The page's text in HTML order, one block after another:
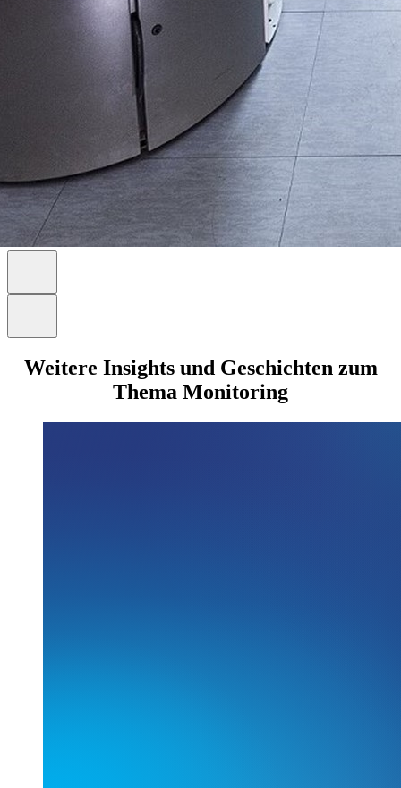
Weitere Insights und Geschichten zum
Thema Monitoring